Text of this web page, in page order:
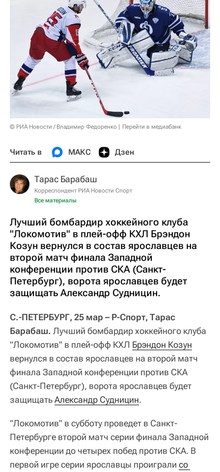
© РИА Новости / Владимир Федоренко Перейти в медиабанк
Читать в МАКС Дзен
Тарас Барабаш
Корреспондент РИА Новости Спорт
Все материалы
Лучший бомбардир хоккейного клуба
"Локомотив" в плей-офф КХЛ Брэндон
Козун вернулся в состав ярославцев на
второй матч финала Западной
конференции против СКА (Санкт-
Петербург), ворота ярославцев будет
защищать Александр Судницин.
С.-ПЕТЕРБУРГ, 25 мар – Р-Спорт, Тарас
Барабаш. Лучший бомбардир хоккейного клуба
"Локомотив" в плей-офф КХЛ Брэндон Козун
вернулся в состав ярославцев на второй матч
финала Западной конференции против СКА
(Санкт-Петербург), ворота ярославцев будет
защищатьАлександр Судницин.
"Локомотив" в субботу проведет в Санкт-
Петербурге второй матч серии финала Западной
конференции до четырех побед против СКА. В
первой игре серии ярославцы проиграли со